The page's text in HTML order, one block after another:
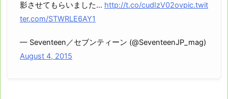
影させてもらいました… http://t.co/cudIzV02ovpic.twit
ter.com/STWRLE6AY1
— Seventeen／セブンティーン (@SeventeenJP_mag)
August 4, 2015